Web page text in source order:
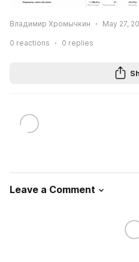
Владимир Хромычкин May 27,
0 reactions 0 replies
Leave a Comment